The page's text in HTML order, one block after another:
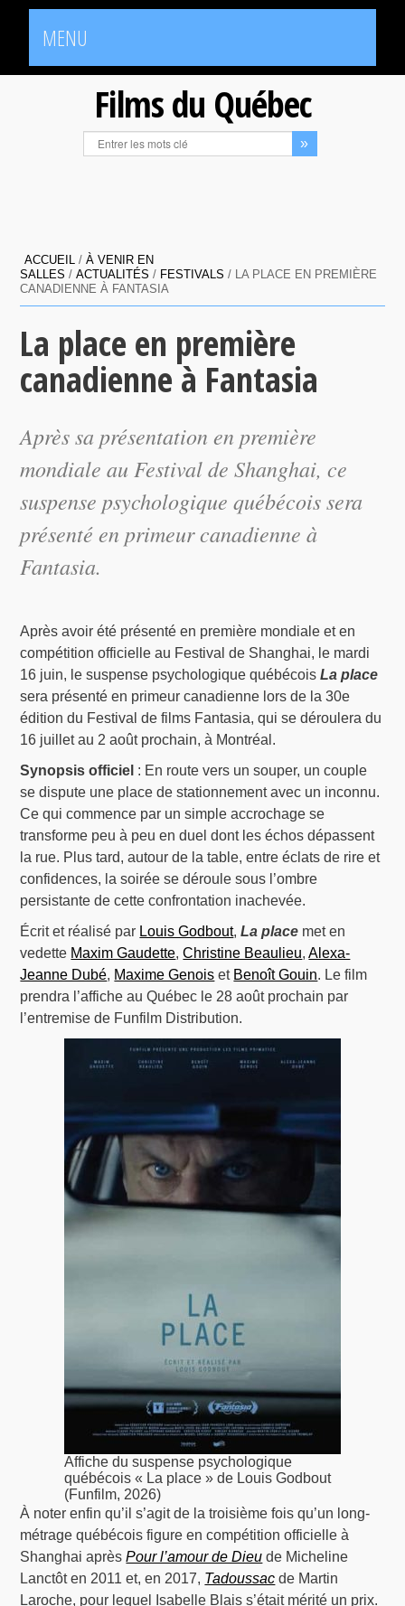
MENU
Films du Québec
ACCUEIL /À VENIR EN
SALLES /ACTUALITÉS / FESTIVALS / LA PLACE EN PREMIÈRE
CANADIENNE À FANTASIA
La place en première
canadienne à Fantasia
Après sa présentation en première
mondiale au Festival de Shanghai, ce
suspense psychologique québécois sera
présenté en primeur canadienne à
Fantasia.
Après avoir été présenté en première mondiale et en
compétition officielle au Festival de Shanghai, le mardi
16 juin, le suspense psychologique québécoisLa place
sera présenté en primeur canadienne lors de la 30e
édition du Festival de films Fantasia, qui se déroulera du
16 juillet au 2 août prochain, à Montréal.
Synopsis officiel : En route vers un souper, un couple
se dispute une place de stationnement avec un inconnu.
Ce qui commence par un simple accrochage se
transforme peu à peu en duel dont les échos dépassent
la rue. Plus tard, autour de la table, entre éclats de rire et
confidences, la soirée se déroule sous l’ombre
persistante de cette confrontation inachevée.
Écrit et réalisé par Louis Godbout,La place met en
vedette Maxim Gaudette,Christine Beaulieu,Alexa-
Jeanne Dubé, Maxime Genois et Benoît Gouin. Le film
prendra l’affiche au Québec le 28 août prochain par
l’entremise de Funfilm Distribution.
Affiche du suspense psychologique
québécois « La place » de Louis Godbout
(Funfilm, 2026)
À noter enfin qu’il s’agit de la troisième fois qu’un long-
métrage québécois figure en compétition officielle à
Shanghai aprèsPour l’amour de Dieu de Micheline
Lanctôt en 2011 et, en 2017, Tadoussac de Martin
Laroche, pour lequel Isabelle Blais s’était mérité un prix.